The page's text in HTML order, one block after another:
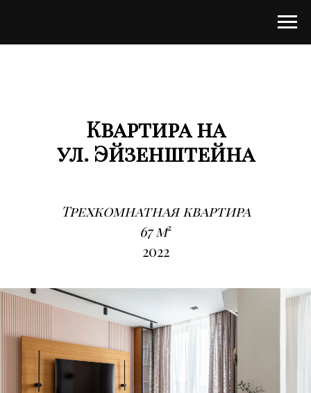
Квартира на
ул. Эйзенштейна
Трехкомнатная квартира
67 м²
2022